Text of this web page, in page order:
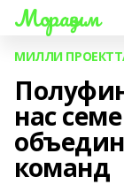
Мораҙым
МИЛЛИ
нас
команд